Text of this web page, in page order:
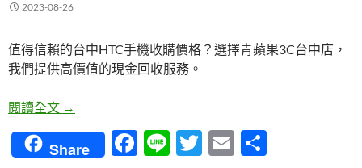
2023-08-26
值得信賴的台中HTC手機收購價格？選擇青蘋果3C台中店，
我們提供高價值的現金回收服務。
閱讀全文 台中HTC手機收購值得信賴，青蘋果3C現金高價回
→
Share
F
Li
T
E